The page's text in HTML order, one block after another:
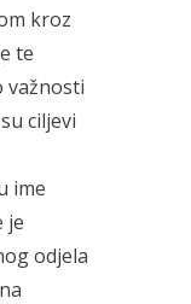
kroz
te
važnosti
ciljevi
ime
je
odjela